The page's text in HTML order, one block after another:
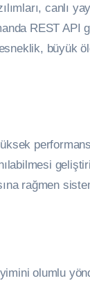
canlı
REST API
büyük
performans
rağmen
olumlu